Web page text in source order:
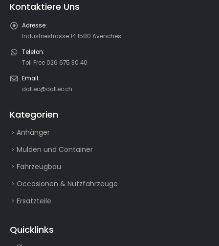
Kontaktiere Uns
Adresse:
Industriestrasse 14 1580 Avenches
Telefon:
Toll Free 026 675 30 40
Email:
daltec@daltec.ch
Kategorien
Anhänger
Mulden und Container
Fahrzeugbau
Occasionen & Nutzfahrzeuge
Ersatzteile
Quicklinks